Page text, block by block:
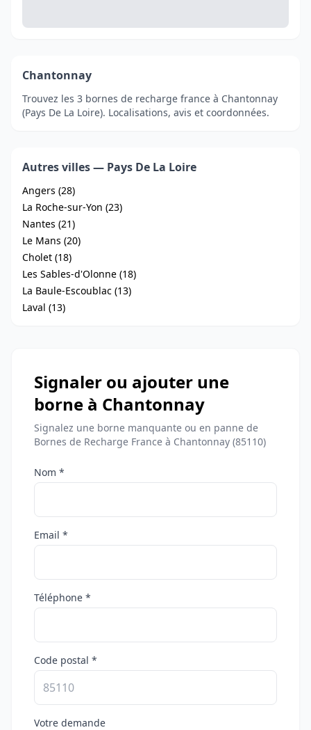
Chantonnay
Trouvez les 3 bornes de recharge france à Chantonnay
(Pays De La Loire). Localisations, avis et coordonnées.
Autres villes — Pays De La Loire
Angers (28)
La Roche-sur-Yon (23)
Nantes (21)
Le Mans (20)
Cholet (18)
Les Sables-d'Olonne (18)
La Baule-Escoublac (13)
Laval (13)
Signaler ou ajouter une
borne à Chantonnay
Signalez une borne manquante ou en panne de
Bornes de Recharge France à Chantonnay (85110)
Nom *
Email *
Téléphone *
Code postal *
Votre demande